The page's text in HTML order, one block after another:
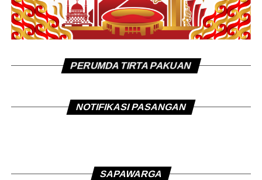
PERUMDA TIRTA PAKUAN
NOTIFIKASI PASANGAN
SAPAWARGA